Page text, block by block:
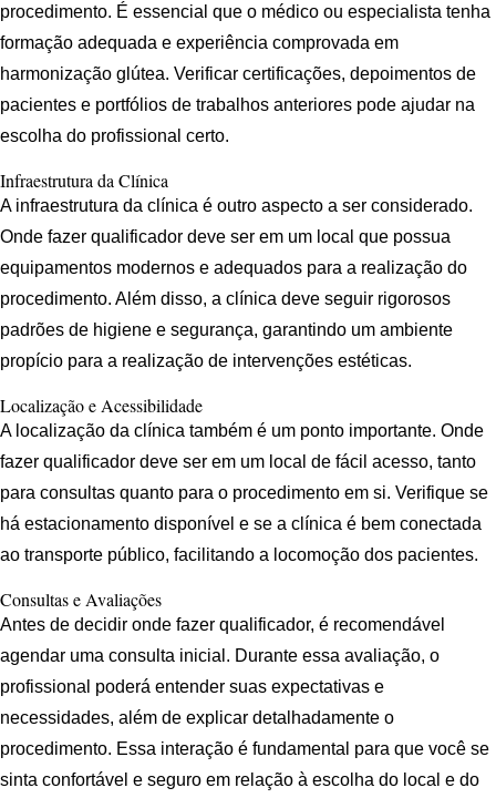
procedimento. É essencial que o médico ou especialista tenha
formação adequada e experiência comprovada em
harmonização glútea. Verificar certificações, depoimentos de
pacientes e portfólios de trabalhos anteriores pode ajudar na
escolha do profissional certo.
Infraestrutura da Clínica
A infraestrutura da clínica é outro aspecto a ser considerado.
Onde fazer qualificador deve ser em um local que possua
equipamentos modernos e adequados para a realização do
procedimento. Além disso, a clínica deve seguir rigorosos
padrões de higiene e segurança, garantindo um ambiente
propício para a realização de intervenções estéticas.
Localização e Acessibilidade
A localização da clínica também é um ponto importante. Onde
fazer qualificador deve ser em um local de fácil acesso, tanto
para consultas quanto para o procedimento em si. Verifique se
há estacionamento disponível e se a clínica é bem conectada
ao transporte público, facilitando a locomoção dos pacientes.
Consultas e Avaliações
Antes de decidir onde fazer qualificador, é recomendável
agendar uma consulta inicial. Durante essa avaliação, o
profissional poderá entender suas expectativas e
necessidades, além de explicar detalhadamente o
procedimento. Essa interação é fundamental para que você se
sinta confortável e seguro em relação à escolha do local e do